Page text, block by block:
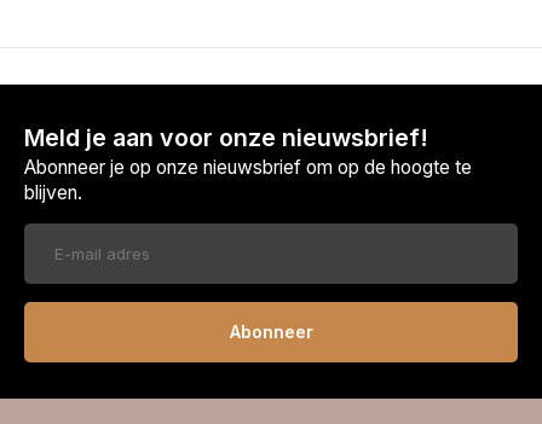
Meld je aan voor onze nieuwsbrief!
Abonneer je op onze nieuwsbrief om op de hoogte te
blijven.
Abonneer